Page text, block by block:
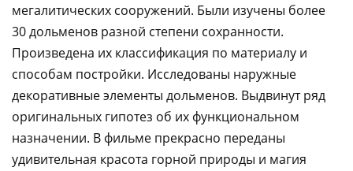
мегалитических сооружений. Были изучены более
30 дольменов разной степени сохранности.
Произведена их классификация по материалу и
способам постройки. Исследованы наружные
декоративные элементы дольменов. Выдвинут ряд
оригинальных гипотез об их функциональном
назначении. В фильме прекрасно переданы
удивительная красота горной природы и магия